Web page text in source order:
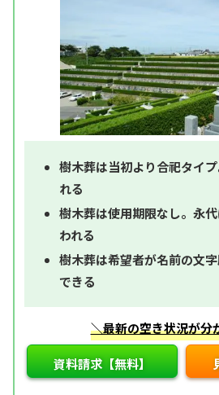
樹木葬は当初より合祀タイ
れる
樹木葬は使用期限なし。永
われる
樹木葬は希望者が名前の文
できる
＼最新の空き状況が分
資料請求【無料】